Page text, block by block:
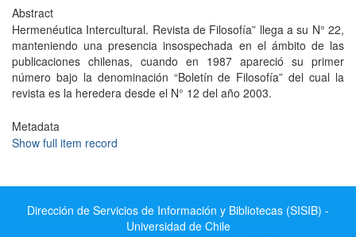
Abstract
Hermenéutica Intercultural. Revista de Filosofía” llega a su N° 22,
manteniendo una presencia insospechada en el ámbito de las
publicaciones chilenas, cuando en 1987 apareció su primer
número bajo la denominación “Boletín de Filosofía” del cual la
revista es la heredera desde el N° 12 del año 2003.
Metadata
Show full item record
Dirección de Servicios de Información y Bibliotecas (SISIB) -
Universidad de Chile